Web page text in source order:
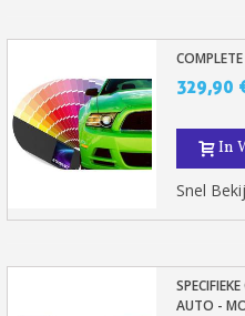
329,90
In
Snel
AUTO -